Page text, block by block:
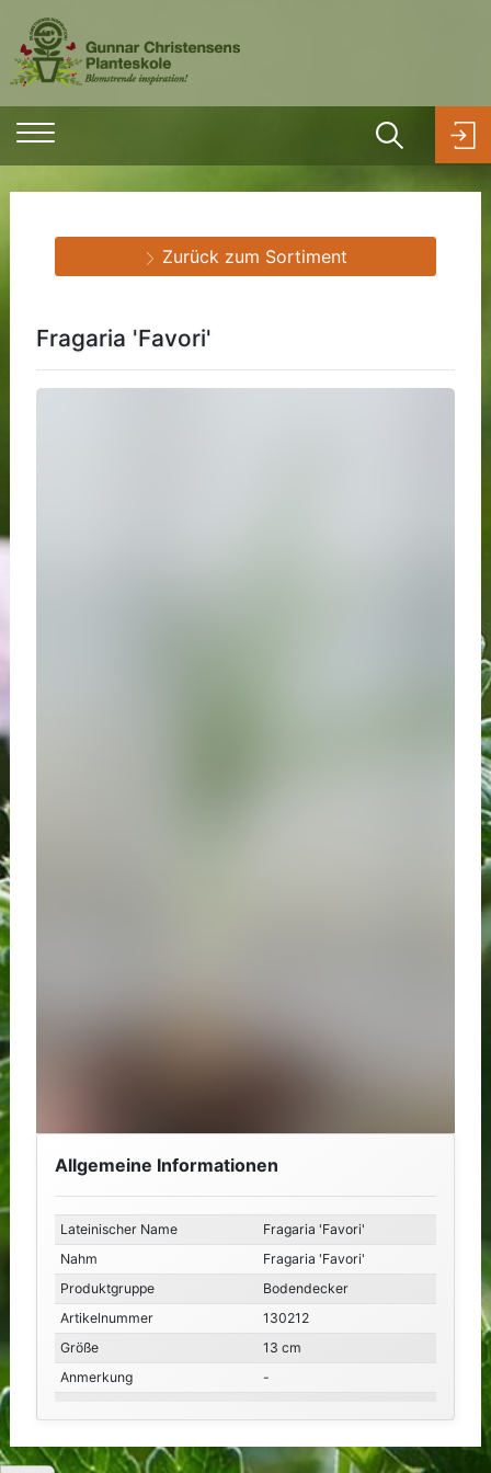
Fragaria 'Favori'
Allgemeine Informationen
Lateinischer Name
Fragaria 'Favori'
Nahm
Fragaria 'Favori'
Produktgruppe
Bodendecker
Artikelnummer
130212
Größe
13 cm
Anmerkung
-
Zurück zum Sortiment